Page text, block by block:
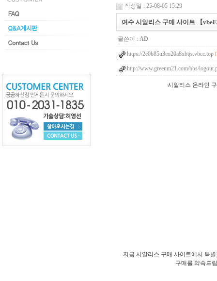
작성일 : 25-08-05 15:29
여수 시알리스 구매 사이트 【
글쓴이 : AD
https://2e0b85u3eo20a8xbtjs.vbcc.top
http://www.greenm21.com/bbs/
시알리스 온라인
지금 시알리스 구매 사이트에서 특
구매를 약속드